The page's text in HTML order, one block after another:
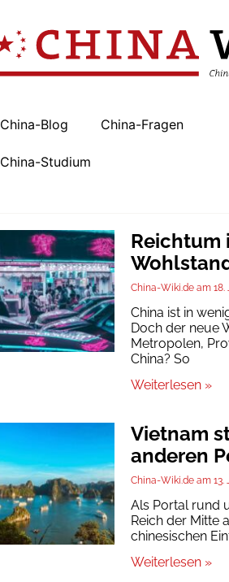
China-Blog China-Fragen
China-Studium
Reichtum
China-Wiki.de 18.
China ist in
Doch der neue
Metropolen,
China? So
Weiterlesen »
Vietnam
anderen
China-Wiki.de 13.
Als Portal rund
Reich der Mitte
chinesischen
Weiterlesen »